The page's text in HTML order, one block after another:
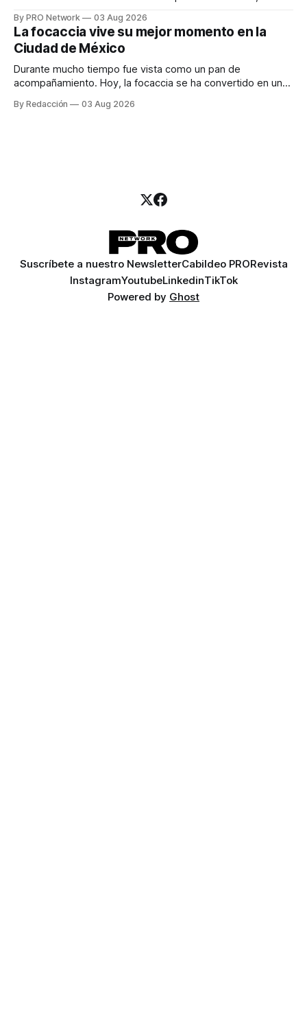
para los textos, alguien que supiera de publicidad digital
para encontrar prospectos, un vendedor para atender
llamadas y mensajes, y —con suerte— una persona
By PRO Network 03 Aug 2026
La focaccia vive su mejor momento en la
Ciudad de México
Durante mucho tiempo fue vista como un pan de
acompañamiento. Hoy, la focaccia se ha convertido en uno
artesanal, ingredientes de calidad y experiencias que
By Redacción 03 Aug 2026
Suscríbete a nuestro NewsletterCabildeo PRORevista
InstagramYoutubeLinkedinTikTok
Powered by Ghost